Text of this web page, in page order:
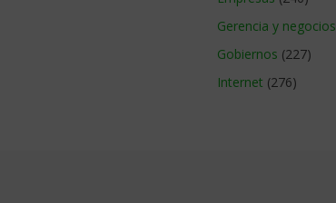
Gerencia y negocios
Gobiernos (227)
Internet (276)